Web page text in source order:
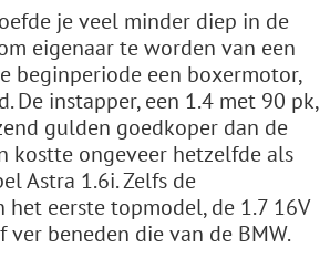
je veel minder diep in de
eigenaar te worden van een
beginperiode een boxermotor,
De instapper, een 1.4 met 90 pk,
gulden goedkoper dan de
kostte ongeveer hetzelfde als
Astra 1.6i. Zelfs de
het eerste topmodel, de 1.7 16V
ver beneden die van de BMW.